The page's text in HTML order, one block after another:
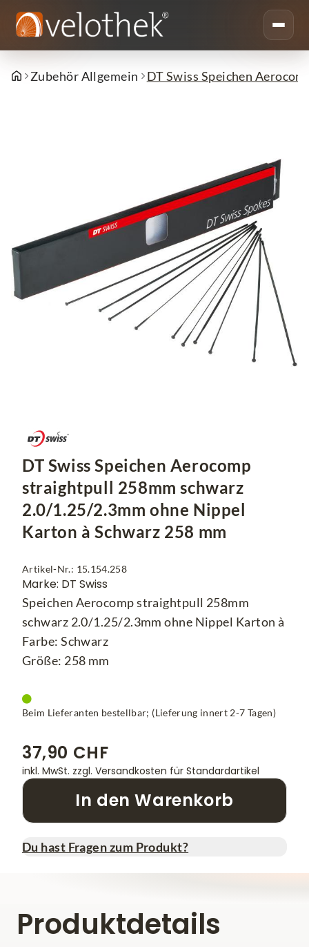
Zubehör Allgemein DT Swiss Speichen
DT Swiss Speichen Aerocomp
straightpull 258mm schwarz
2.0/1.25/2.3mm ohne Nippel
Karton à Schwarz 258 mm
Artikel-Nr.: 15.154.258
Marke: DT Swiss
Speichen Aerocomp straightpull 258mm
schwarz 2.0/1.25/2.3mm ohne Nippel Karton à
Farbe: Schwarz
Größe: 258 mm
Beim Lieferanten bestellbar; (Lieferung innert 2-7 Tagen)
37,90 CHF
inkl. MwSt. zzgl. Versandkosten für Standardartikel
In den Warenkorb
Du hast Fragen zum Produkt?
Produktdetails